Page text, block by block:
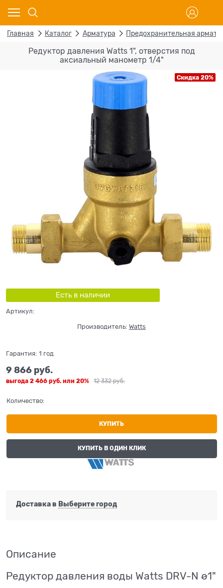
Главная Каталог Арматура Предохранительная
Редуктор давления Watts 1", отверстия под
аксиальный манометр 1/4"
Скидка 20%
Есть в наличии
Артикул:
Производитель: Watts
Гарантия: 1 год
12 332 руб.
9 866 руб.
выгода 2 466 руб. или 20%
Количество:
КУПИТЬ
КУПИТЬ В ОДИН КЛИК
Доставка в Выберите город
Описание
Редуктор давления воды Watts DRV-N ø1"